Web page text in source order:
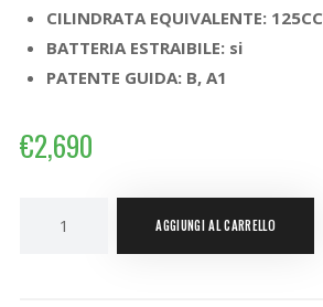
CILINDRATA EQUIVALENTE: 125CC
BATTERIA ESTRAIBILE: si
PATENTE GUIDA: B, A1
€2,690
AGGIUNGI AL CARRELLO